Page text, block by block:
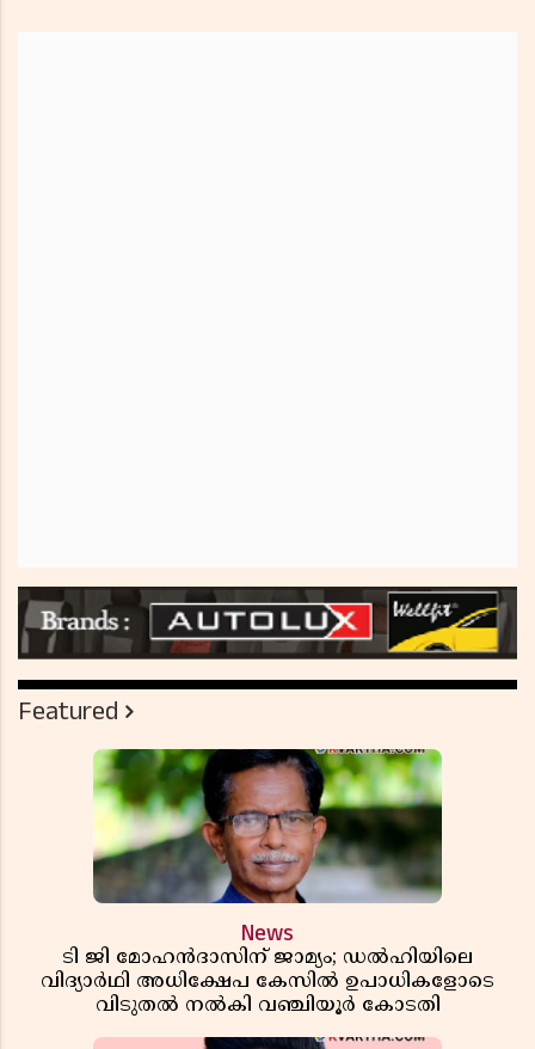
Featured
News
ടി ജി മോഹൻദാസിന് ജാമ്യം; ഡൽഹിയിലെ
വിദ്യാർഥി അധിക്ഷേപ കേസിൽ ഉപാധികളോടെ
വിടുതൽ നൽകി വഞ്ചിയൂർ കോടതി